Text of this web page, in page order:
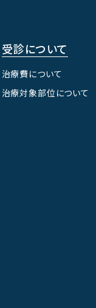
受診について
治療費について
治療対象部位について